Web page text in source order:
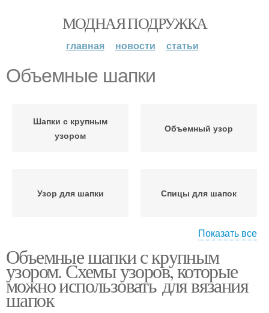
МОДНАЯ ПОДРУЖКА
главная новости статьи
Объемные шапки
Шапки с крупным
узором
Объемный узор
Узор для шапки Спицы для шапок
Мужская шапка Шапка с узором
Показать все
Объемные шапки с крупным
узором. Схемы узоров, которые
можно использовать для вязания
шапок